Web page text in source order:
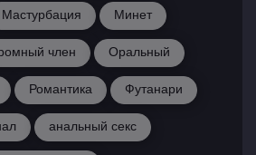
Мастурбация Минет
член Оральный
Романтика Футанари
анальный секс